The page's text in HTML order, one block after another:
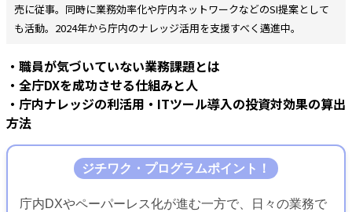
売に従事。同時に業務効率化や庁内ネットワークなどのSI提案として
も活動。2024年から庁内のナレッジ活用を支援すべく邁進中。
・職員が気づいていない業務課題とは
・全庁DXを成功させる仕組みと人
・庁内ナレッジの利活用 ・ITツール導入の投資対効果の算出
方法
ジチワク・プログラムポイント！
庁内DXやペーパーレス化が進む一方で、日々の業務で